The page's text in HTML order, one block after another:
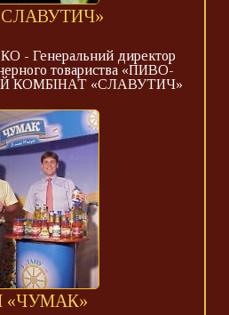
- Генеральний директор
товариства «ПИВО-
КОМБІНАТ «СЛАВУТИЧ»
«ЧУМАК»